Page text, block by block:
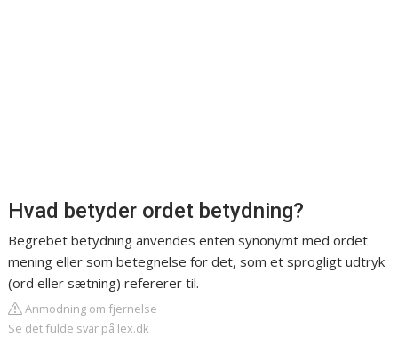
Hvad betyder ordet betydning?
Begrebet betydning anvendes enten synonymt med ordet
mening eller som betegnelse for det, som et sprogligt udtryk
(ord eller sætning) refererer til.
Anmodning om fjernelse
Se det fulde svar på lex.dk